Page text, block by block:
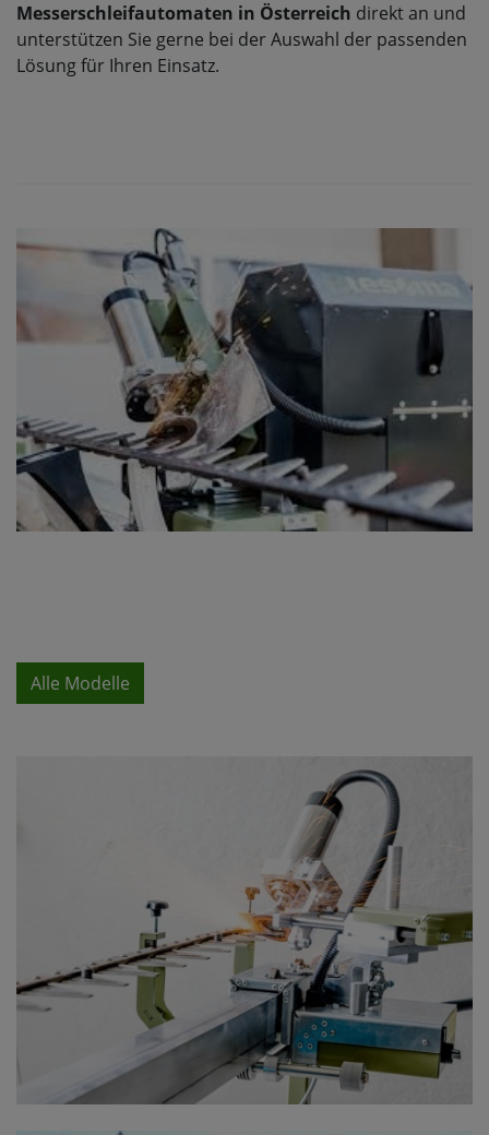
Messerschleifautomaten in Österreich direkt an und
unterstützen Sie gerne bei der Auswahl der passenden
Lösung für Ihren Einsatz.
Alle Modelle